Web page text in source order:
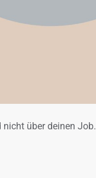
nicht über deinen Job.